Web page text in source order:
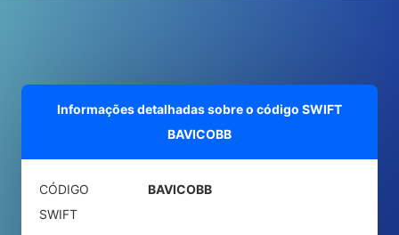
Informações detalhadas sobre o código SWIFT
BAVICOBB
CÓDIGO
SWIFT
BAVICOBB